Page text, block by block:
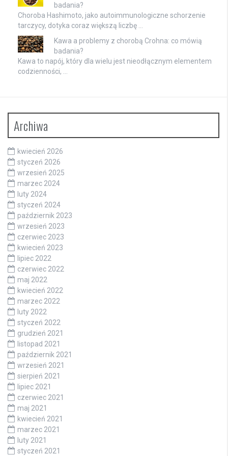
badania?
Choroba Hashimoto, jako autoimmunologiczne schorzenie
tarczycy, dotyka coraz większą liczbę …
Kawa a problemy z chorobą Crohna: co mówią
badania?
Kawa to napój, który dla wielu jest nieodłącznym elementem
codzienności, …
Archiwa
kwiecień 2026
styczeń 2026
wrzesień 2025
marzec 2024
luty 2024
styczeń 2024
październik 2023
wrzesień 2023
czerwiec 2023
kwiecień 2023
lipiec 2022
czerwiec 2022
maj 2022
kwiecień 2022
marzec 2022
luty 2022
styczeń 2022
grudzień 2021
listopad 2021
październik 2021
wrzesień 2021
sierpień 2021
lipiec 2021
czerwiec 2021
maj 2021
kwiecień 2021
marzec 2021
luty 2021
styczeń 2021